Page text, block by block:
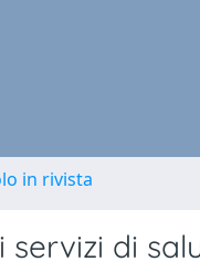
in rivista
di